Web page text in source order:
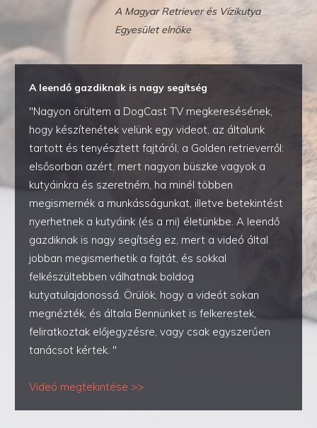
A Magyar Retriever és Vízikutya
Egyesület elnöke
A leendő gazdiknak is nagy segítség
"Nagyon örültem a DogCast TV megkeresésének,
hogy készítenétek velünk egy videot, az általunk
tartott és tenyésztett fajtáról, a Golden retrieverről:
elsősorban azért, mert nagyon büszke vagyok a
kutyáinkra és szeretném, ha minél többen
megismernék a munkásságunkat, illetve betekintést
nyerhetnek a kutyáink (és a mi) életünkbe. A leendő
gazdiknak is nagy segítség ez, mert a videó által
jobban megismerhetik a fajtát, és sokkal
felkészültebben válhatnak boldog
kutyatulajdonossá. Örülök, hogy a videót sokan
megnézték, és általa Bennünket is felkerestek,
feliratkoztak előjegyzésre, vagy csak egyszerűen
tanácsot kértek. "
Videó megtekintése >>